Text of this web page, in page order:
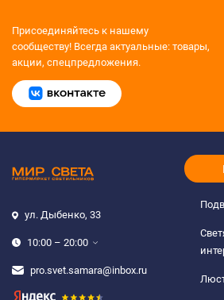
Присоединяйтесь к нашему
сообществу! Всегда актуальные: товары,
акции, спецпредложения.
ул. Дыбенко, 33
10:00 – 20:00
pro.svet.samara@inbox.ru